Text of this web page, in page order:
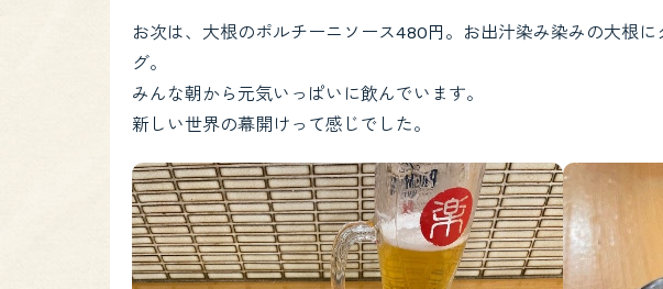
お次は、大根のポルチーニソース480円。お出汁染み染みの大根
グ。
みんな朝から元気いっぱいに飲んでいます。
新しい世界の幕開けって感じでした。